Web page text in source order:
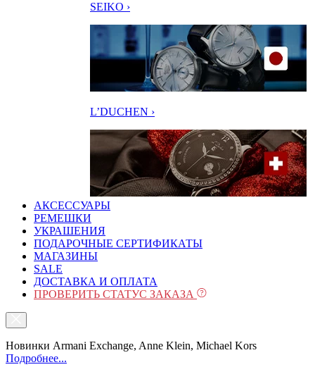
SEIKO ›
L’DUCHEN ›
АКСЕССУАРЫ
РЕМЕШКИ
УКРАШЕНИЯ
ПОДАРОЧНЫЕ СЕРТИФИКАТЫ
МАГАЗИНЫ
SALE
ДОСТАВКА И ОПЛАТА
ПРОВЕРИТЬ СТАТУС ЗАКАЗА
Новинки Armani Exchange, Anne Klein, Michael Kors
Подробнее...